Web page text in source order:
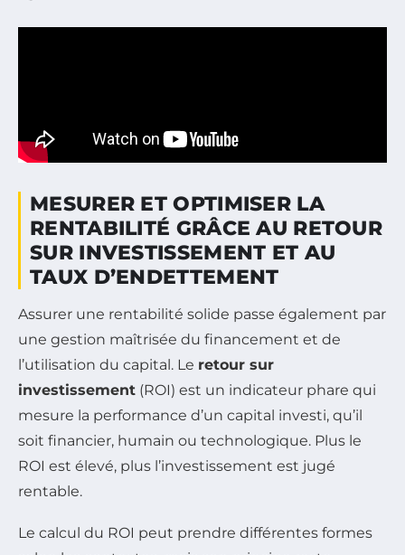
MESURER ET OPTIMISER LA
RENTABILITÉ GRÂCE AU RETOUR
SUR INVESTISSEMENT ET AU
TAUX D’ENDETTEMENT
Assurer une rentabilité solide passe également par
une gestion maîtrisée du financement et de
l’utilisation du capital. Le retour sur
investissement (ROI) est un indicateur phare qui
mesure la performance d’un capital investi, qu’il
soit financier, humain ou technologique. Plus le
ROI est élevé, plus l’investissement est jugé
rentable.
Le calcul du ROI peut prendre différentes formes